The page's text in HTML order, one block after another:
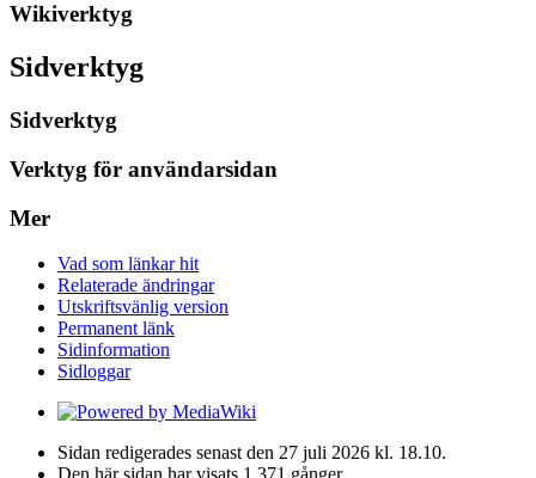
Wikiverktyg
Sidverktyg
Sidverktyg
Verktyg för användarsidan
Mer
Vad som länkar hit
Relaterade ändringar
Utskriftsvänlig version
Permanent länk
Sidinformation
Sidloggar
Sidan redigerades senast den 27 juli 2026 kl. 18.10.